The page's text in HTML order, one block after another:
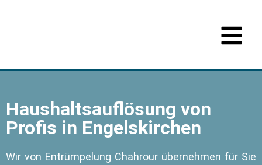
Haushaltsauflösung von
Profis in Engelskirchen
Wir von Entrümpelung Chahrour übernehmen für Sie